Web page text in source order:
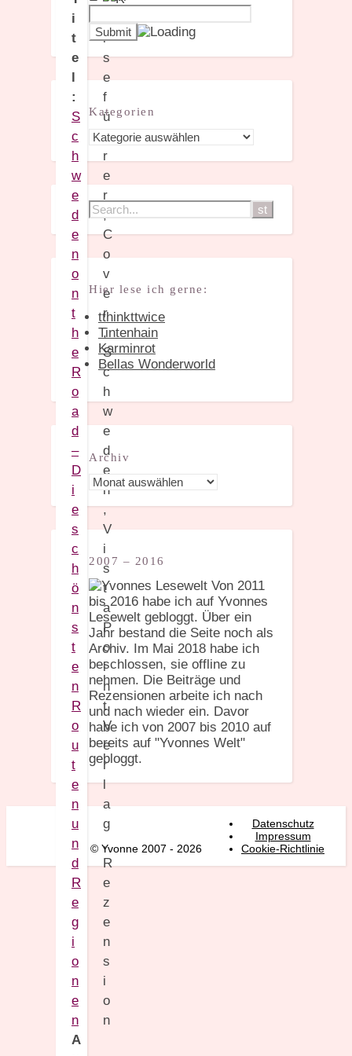
i
t
e
l
:
S
c
h
w
e
d
e
n
o
n
t
h
e
R
o
a
d
–
D
i
e
s
c
h
ö
n
s
t
e
n
R
o
u
t
e
n
u
n
d
R
e
g
i
o
n
e
n
A
Kategorien
Kategorien
Hier lese ich gerne:
tthinkttwice
Tintenhain
Karminrot
Bellas Wonderworld
Archiv
Archiv
2007 – 2016
Von 2011
bis 2016 habe ich auf Yvonnes
Lesewelt gebloggt. Über ein
Jahr bestand die Seite noch als
Archiv. Im Mai 2018 habe ich
beschlossen, sie offline zu
nehmen. Die Beiträge und
Rezensionen arbeite ich nach
und nach wieder ein. Davor
habe ich von 2007 bis 2010 auf
bereits auf "Yvonnes Welt"
gebloggt.
© Yvonne 2007 - 2026
Datenschutz
Impressum
Cookie-Richtlinie